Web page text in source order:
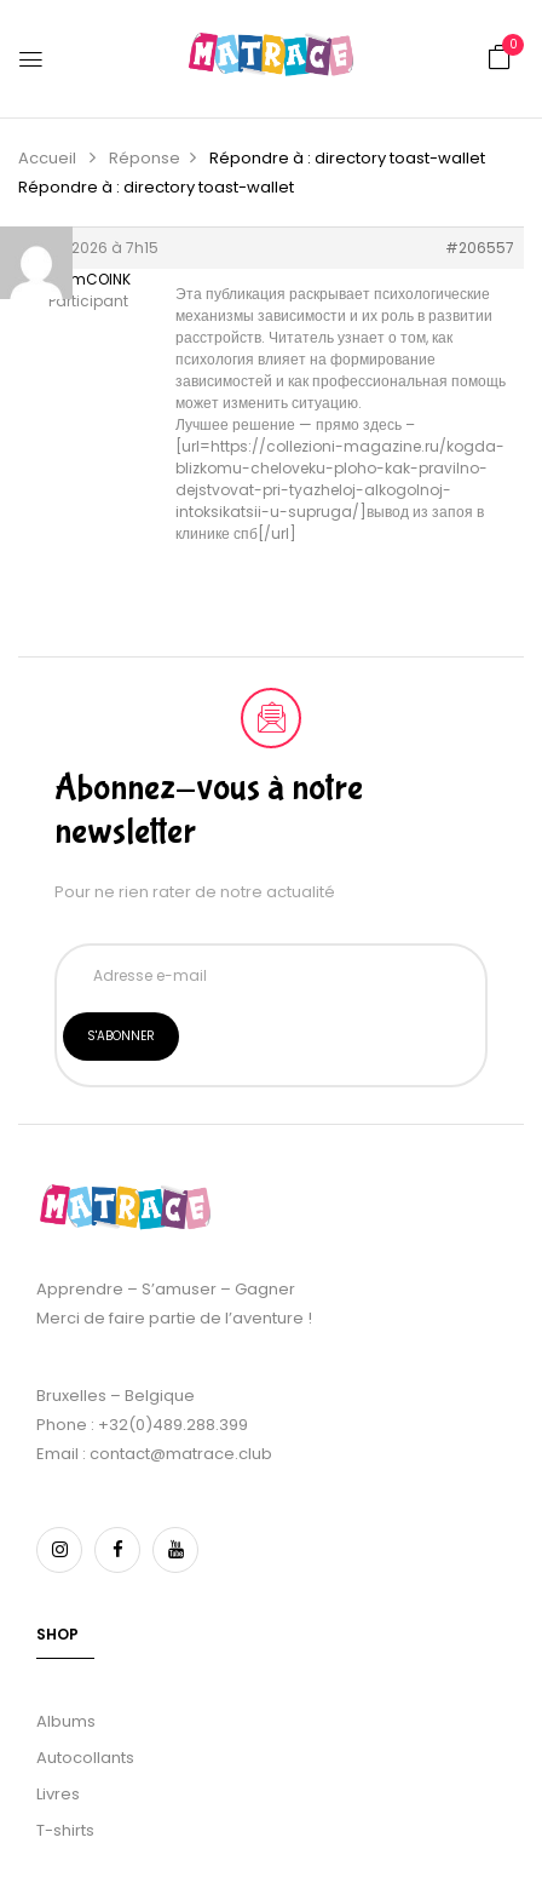
0
Accueil Réponse
Répondre à : directory toast-wallet
Répondre à : directory toast-wallet
11 juin 2026 à 7h15
#206557
WilliamCOINK
Participant
Эта публикация раскрывает психологические
механизмы зависимости и их роль в развитии
расстройств. Читатель узнает о том, как
психология влияет на формирование
зависимостей и как профессиональная помощь
может изменить ситуацию.
Лучшее решение — прямо здесь –
[url=https://collezioni-magazine.ru/kogda-
blizkomu-cheloveku-ploho-kak-pravilno-
dejstvovat-pri-tyazheloj-alkogolnoj-
intoksikatsii-u-supruga/]вывод из запоя в
клинике спб[/url]
Abonnez-vous à notre
newsletter
Pour ne rien rater de notre actualité
Apprendre – S’amuser – Gagner
Merci de faire partie de l’aventure !
Bruxelles – Belgique
Phone : +32(0)489.288.399
Email : contact@matrace.club
SHOP
Albums
Autocollants
Livres
T-shirts